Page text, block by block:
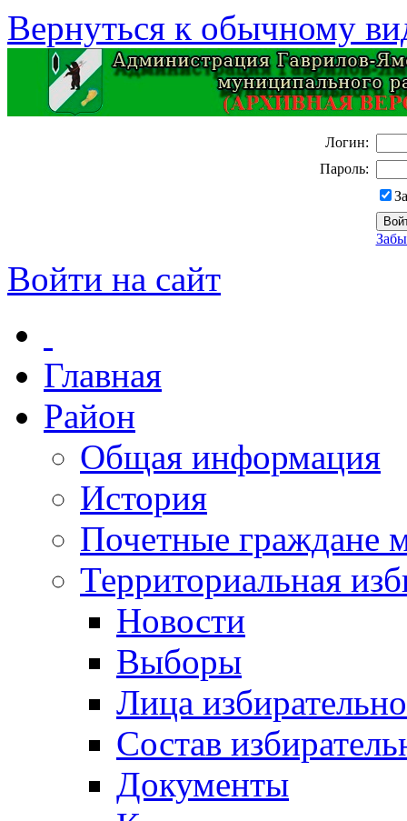
Вернуться к обычному
Логин:
Пароль:
Войти на сайт
Главная
Район
Общая информация
История
Почетные граждане
Территориальная
Новости
Выборы
Лица
Состав
Документы